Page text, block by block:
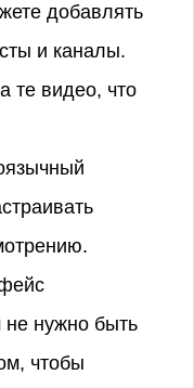
добавлять
и каналы.
те видео, что
не нужно быть
чтобы